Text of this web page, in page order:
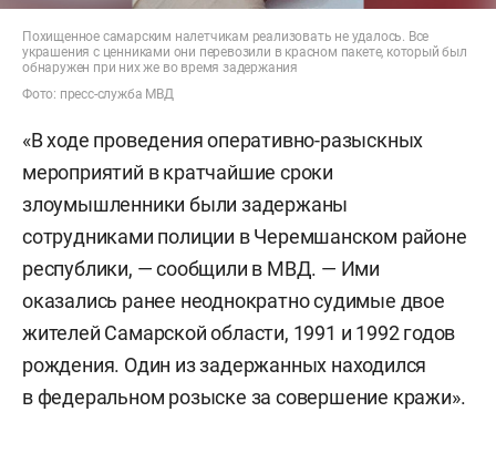
Похищенное самарским налетчикам реализовать не удалось. Все
украшения с ценниками они перевозили в красном пакете, который был
обнаружен при них же во время задержания
Фото: пресс-служба МВД
«В ходе проведения оперативно-разыскных
мероприятий в кратчайшие сроки
злоумышленники были задержаны
сотрудниками полиции в Черемшанском районе
республики, — сообщили в МВД. — Ими
оказались ранее неоднократно судимые двое
жителей Самарской области, 1991 и 1992 годов
рождения. Один из задержанных находился
в федеральном розыске за совершение кражи».